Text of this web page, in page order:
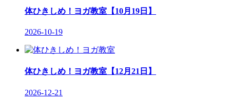
体ひきしめ！ヨガ教室【10月19日】
2026-10-19
体ひきしめ！ヨガ教室【12月21日】
2026-12-21